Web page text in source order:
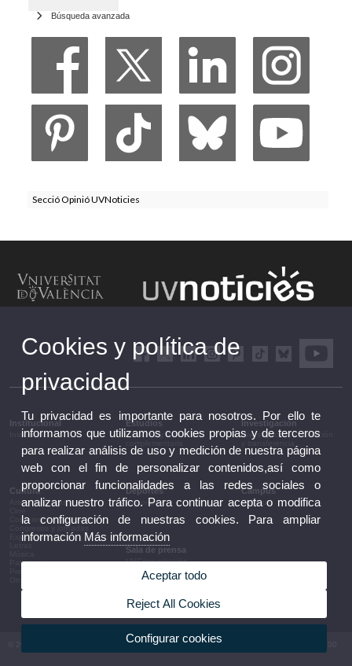
Búsqueda avanzada
Secció Opinió UVNoticies
Institucional
Institucional
Estudios
Estudios y formación
Investigación
Investigación, innovación
Cultura
Artes escénicas
Conferencias y debates
Congresos y jornadas
Exposiciones
Patrimonio
Deportes
Deportes
Campus
Campus
Sala de prensa
UVComunicación
Notas de prensa
Agenda de gobierno
Información corporativa
© 2026 UV. - Av. Blasco Ibáñez, 13. 46010 València. Espanya. Tel UV: (+34) 963 86 41 00
Cookies y política de
privacidad
Tu privacidad es importante para nosotros. Por ello te
informamos que utilizamos cookies propias y de terceros
para realizar análisis de uso y medición de nuestra página
web con el fin de personalizar contenidos,así como
proporcionar funcionalidades a las redes sociales o
analizar nuestro tráfico. Para continuar acepta o modifica
la configuración de nuestras cookies. Para ampliar
información Más información
Aceptar todo
Reject All Cookies
Configurar cookies